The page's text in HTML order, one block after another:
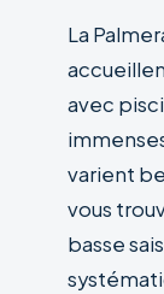
La
avec
varient
vous
basse